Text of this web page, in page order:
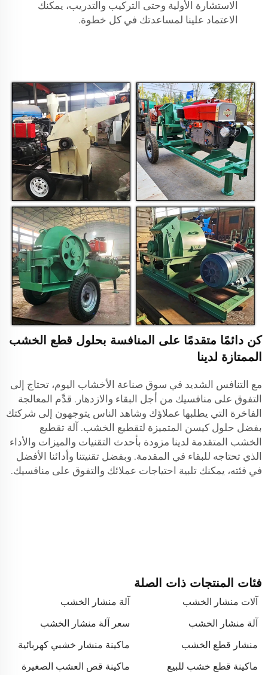
الاستشارة الأولية وحتى التركيب والتدريب، يمكنك
الاعتماد علينا لمساعدتك في كل خطوة.
كن دائمًا متقدمًا على المنافسة بحلول قطع الخشب
الممتازة لدينا
مع التنافس الشديد في سوق صناعة الأخشاب اليوم، تحتاج إلى
التفوق على منافسيك من أجل البقاء والازدهار. قدِّم المعالجة
الفاخرة التي يطلبها عملاؤك وشاهد الناس يتوجهون إلى شركتك
بفضل حلول كيسن المتميزة لتقطيع الخشب. آلة تقطيع
الخشب المتقدمة لدينا مزودة بأحدث التقنيات والميزات والأداء
الذي تحتاجه للبقاء في المقدمة. وبفضل تقنيتنا وأدائنا الأفضل
في فئته، يمكنك تلبية احتياجات عملائك والتفوق على منافسيك.
فئات المنتجات ذات الصلة
آلات منشار الخشب
آلة منشار الخشب
آلة منشار الخشب
سعر آلة منشار الخشب
منشار قطع الخشب
ماكينة منشار خشبي كهربائية
ماكينة قطع خشب للبيع
ماكينة قص العشب الصغيرة